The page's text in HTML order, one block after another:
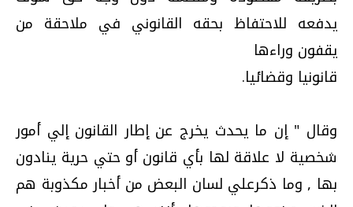
يدفعه للاحتفاظ بحقه القانوني في ملاحقة من
يقفون وراءها
قانونيا وقضائيا.
وقال " إن ما يحدث يخرج عن إطار القانون إلي أمور
شخصية لا علاقة لها بأي قانون أو حتي حرية ينادون
بها , وما ذكرعلي لسان البعض من أخبار مكذوبة هم